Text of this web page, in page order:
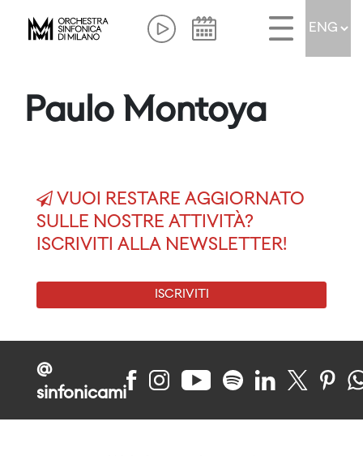
Paulo Montoya
VUOI RESTARE AGGIORNATO
SULLE NOSTRE ATTIVITÀ?
ISCRIVITI ALLA NEWSLETTER!
ISCRIVITI
@
sinfonicami